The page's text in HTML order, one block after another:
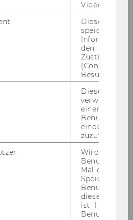
wohnen-​
so­zi­al­ma­erk­te/
für Glücks­
der Ver­än­de­rung der
auf­grund der COVID-​19
von der Bun­des­re­gie­
ein­ge­führt,
ge­lo­ckert wur­den. Das
Video
Dieses Cookie
speichert
den
(Consent)
Besuchers.
Dieses
verwendet,
einem/einer
Benutzer*in
eindeutige ID
zuzuweisen
Wird gesetzt,
Benutzer
Mal eine
Speichert die
Benutzer-ID,
diese Seite
ist. Hotjar
Benutzer